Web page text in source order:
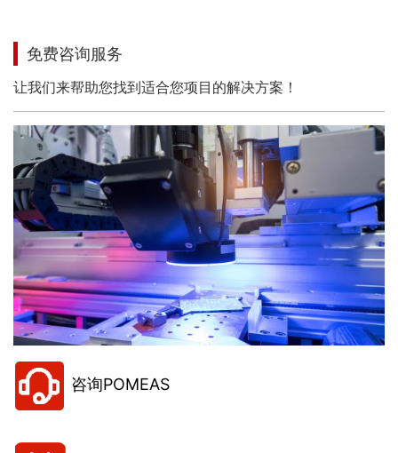
免费咨询服务
让我们来帮助您找到适合您项目的解决方案！
咨询POMEAS